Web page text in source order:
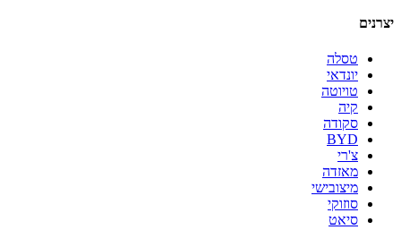
יצרנים
טסלה
יונדאי
טויוטה
קיה
סקודה
BYD
צ'רי
מאזדה
מיצובישי
סוזוקי
סיאט